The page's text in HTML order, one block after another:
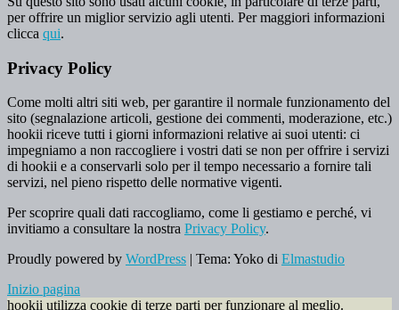
per offrire un miglior servizio agli utenti. Per maggiori informazioni
clicca qui.
Privacy Policy
Come molti altri siti web, per garantire il normale funzionamento del
sito (segnalazione articoli, gestione dei commenti, moderazione, etc.)
hookii riceve tutti i giorni informazioni relative ai suoi utenti: ci
impegniamo a non raccogliere i vostri dati se non per offrire i servizi
di hookii e a conservarli solo per il tempo necessario a fornire tali
servizi, nel pieno rispetto delle normative vigenti.
Per scoprire quali dati raccogliamo, come li gestiamo e perché, vi
invitiamo a consultare la nostra Privacy Policy.
Proudly powered by WordPress | Tema: Yoko di Elmastudio
Inizio pagina
hookii utilizza cookie di terze parti per funzionare al meglio.